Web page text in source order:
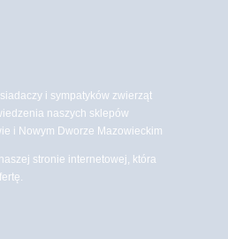
i sympatyków zwierząt
naszych sklepów
i Nowym Dworze Mazowieckim
stronie internetowej, która